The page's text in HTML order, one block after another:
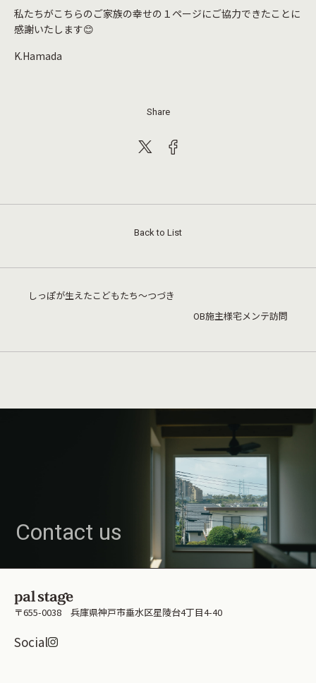
私たちがこちらのご家族の幸せの１ページにご協力できたことに
感謝いたします😊
K.Hamada
Share
Back to List
しっぽが生えたこどもたち～つづき
OB施主様宅メンテ訪問
Contact us
〒655-0038 兵庫県神戸市垂水区星陵台4丁目4-40
Social